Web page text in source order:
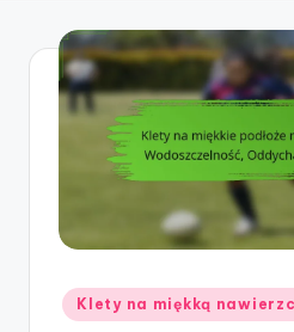
Posted
in
Klety na miękką